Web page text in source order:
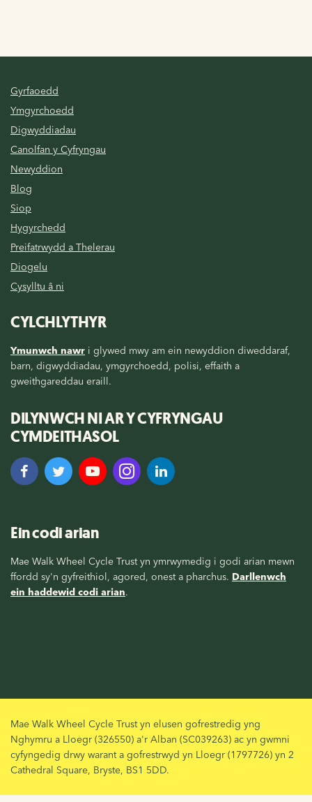
Gyrfaoedd
Ymgyrchoedd
Digwyddiadau
Canolfan y Cyfryngau
Newyddion
Blog
Siop
Hygyrchedd
Preifatrwydd a Thelerau
Diogelu
Cysylltu â ni
CYLCHLYTHYR
Ymunwch nawr i glywed mwy am ein newyddion diweddaraf,
barn, digwyddiadau, ymgyrchoedd, polisi, effaith a
gweithgareddau eraill.
DILYNWCH NI AR Y CYFRYNGAU
CYMDEITHASOL
Ein codi arian
Mae Walk Wheel Cycle Trust yn ymrwymedig i godi arian mewn
ffordd sy'n gyfreithiol, agored, onest a pharchus. Darllenwch
ein haddewid codi arian.
Mae Walk Wheel Cycle Trust yn elusen gofrestredig yng
Nghymru a Lloegr (326550) a'r Alban (SC039263) ac yn gwmni
cyfyngedig drwy warant a gofrestrwyd yn Lloegr (1797726) yn 2
Cathedral Square, Bryste, BS1 5DD.